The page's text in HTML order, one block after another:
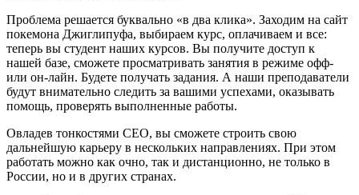
Проблема решается буквально «в два клика». Заходим на сайт
покемона Джиглипуфа, выбираем курс, оплачиваем и все:
теперь вы студент наших курсов. Вы получите доступ к
нашей базе, сможете просматривать занятия в режиме офф-
или он-лайн. Будете получать задания. А наши преподаватели
будут внимательно следить за вашими успехами, оказывать
помощь, проверять выполненные работы.
Овладев тонкостями СЕО, вы сможете строить свою
дальнейшую карьеру в нескольких направлениях. При этом
работать можно как очно, так и дистанционно, не только в
России, но и в других странах.